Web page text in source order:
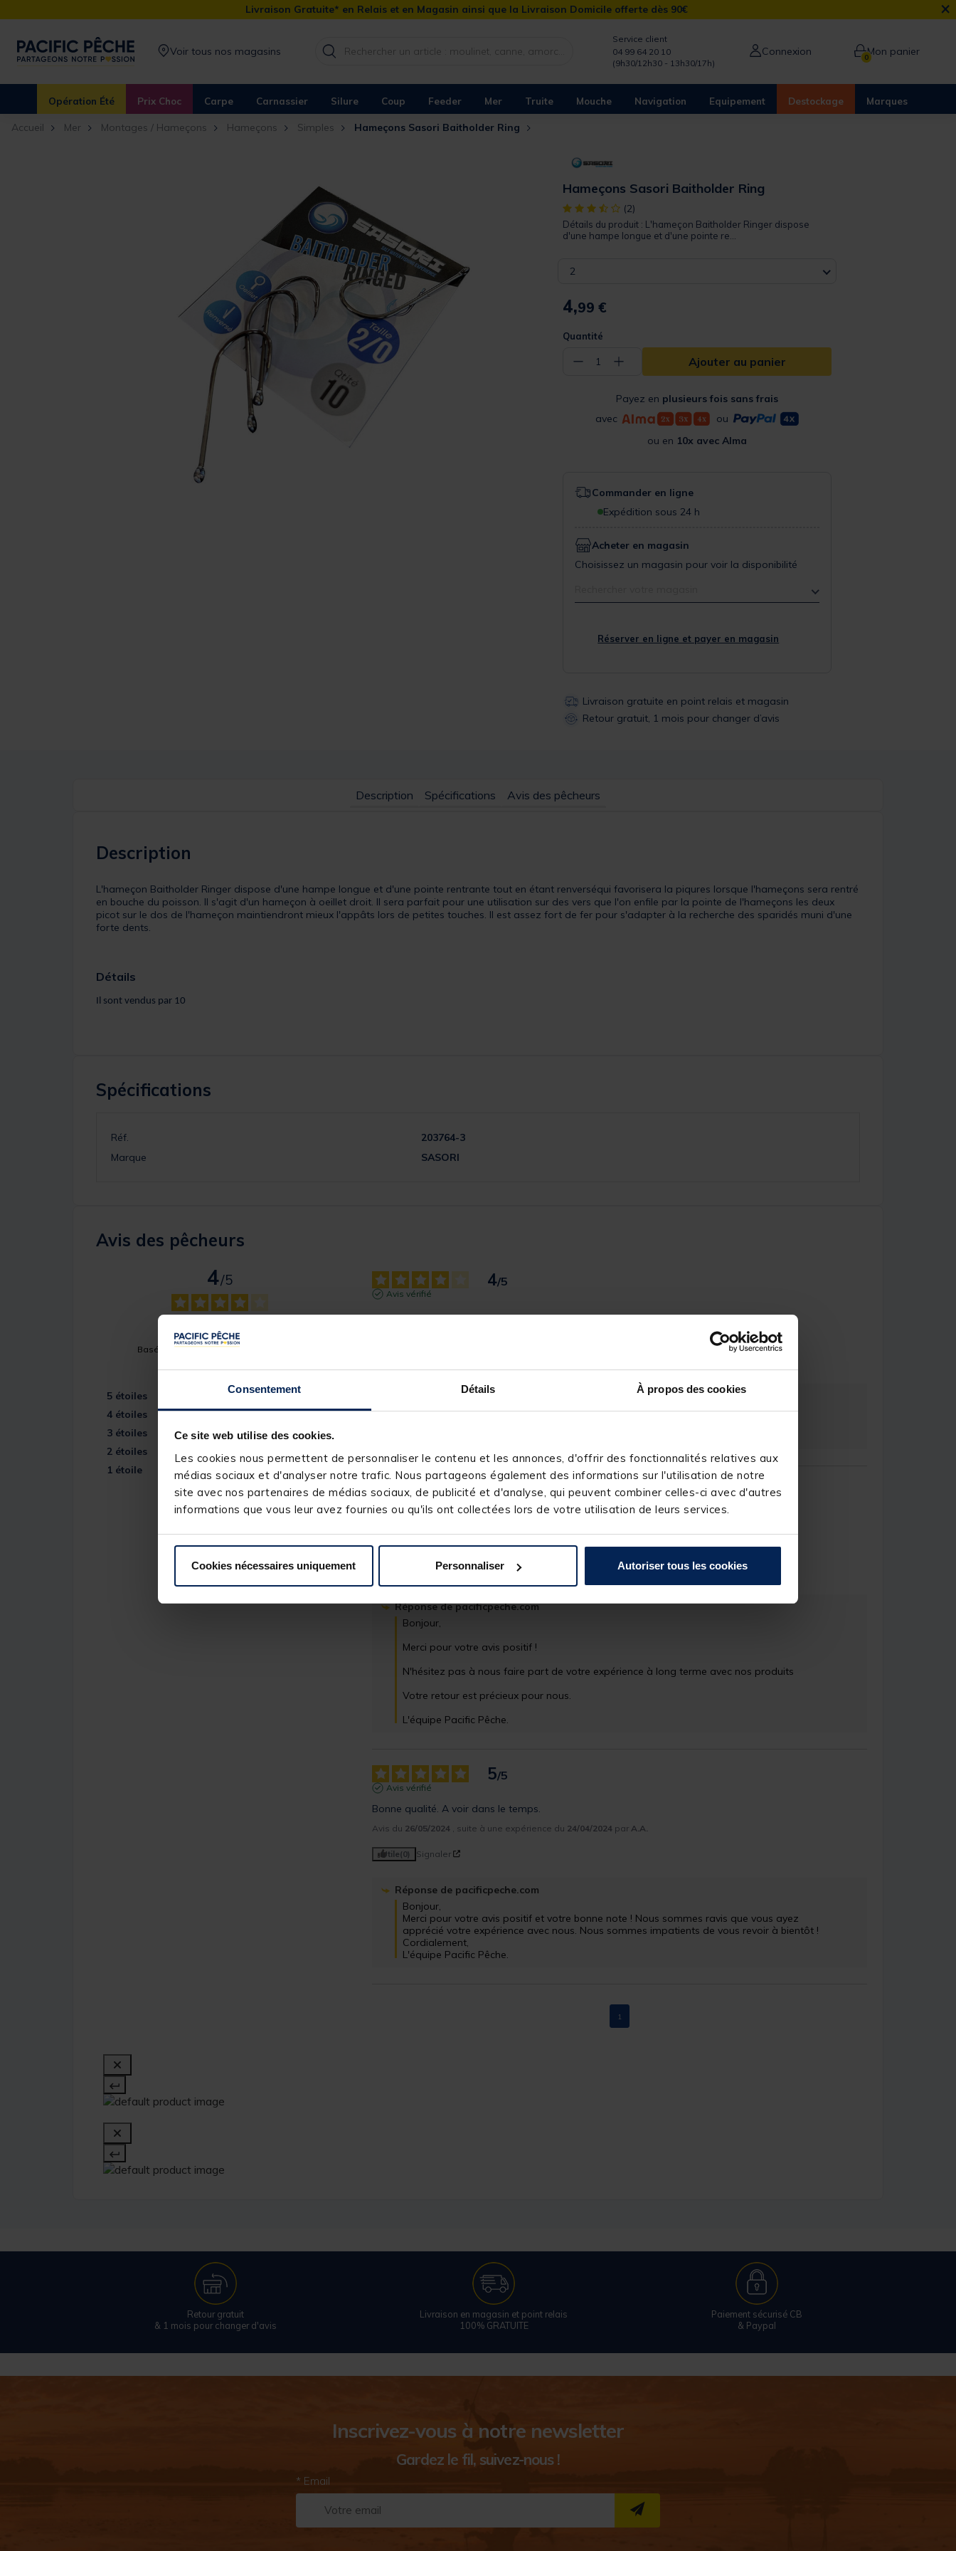
Consentement Détails À propos des cookies
Ce site web utilise des cookies.
Les cookies nous permettent de personnaliser le contenu et les annonces, d'offrir des fonctionnalités relatives aux
médias sociaux et d'analyser notre trafic. Nous partageons également des informations sur l'utilisation de notre
site avec nos partenaires de médias sociaux, de publicité et d'analyse, qui peuvent combiner celles-ci avec d'autres
informations que vous leur avez fournies ou qu'ils ont collectées lors de votre utilisation de leurs services.
Cookies nécessaires uniquement Personnaliser Autoriser tous les cookies
Livraison Gratuite* en Relais et en Magasin ainsi que la Livraison Domicile offerte dès 90€ ×
Voir tous nos magasins
Service client
04 99 64 20 10
(9h30/12h30 - 13h30/17h)
Connexion 0Mon panier
Opération Été Prix Choc Carpe Carnassier Silure Coup Feeder Mer Truite Mouche Navigation Equipement Destockage Marques
Accueil Mer Montages / Hameçons Hameçons Simples Hameçons Sasori Baitholder Ring
Hameçons Sasori Baitholder Ring
[object Object] out of 5 Customer Rating
(2)
Détails du produit : L'hameçon Baitholder Ringer dispose
d'une hampe longue et d'une pointe re...
2
4,99 €
Quantité
− 1 + Ajouter au panier
Payez en plusieurs fois sans frais
avec
ou
ou en 10x avec Alma
Commander en ligne
Expédition sous 24 h
Acheter en magasin
Choisissez un magasin pour voir la disponibilité
Réserver en ligne et payer en magasin
Livraison gratuite en point relais et magasin
Retour gratuit, 1 mois pour changer d’avis
Description Spécifications Avis des pêcheurs
Description
L'hameçon Baitholder Ringer dispose d'une hampe longue et d'une pointe rentrante tout en étant renverséqui favorisera la piqures lorsque l'hameçons sera rentré
en bouche du poisson. Il s'agit d'un hameçon à oeillet droit. Il sera parfait pour une utilisation sur des vers que l'on enfile par la pointe de l'hameçons les deux
picot sur le dos de l'hameçon maintiendront mieux l'appâts lors de petites touches. Il est assez fort de fer pour s'adapter à la recherche des sparidés muni d'une
forte dents.
Détails
Il sont vendus par 10
Spécifications
Réf.
203764-3
Marque
SASORI
Avis des pêcheurs
4
/5
Basé sur3 avis soumis à un contrôle
5 étoiles
4 étoiles
1
3 étoiles
1
2 étoiles
0
1 étoile
4/5
Avis vérifié
....
pacificpeche.com
Bonjour,
3/5
Avis vérifié
Avis du01/01/2025 , suite à une expérience du29/11/2024 parS.C.
Signaler
Réponse depacificpeche.com
Bonjour,
Merci pour votre avis positif !
N'hésitez pas à nous faire part de votre expérience à long terme avec nos produits
Votre retour est précieux pour nous.
L'équipe Pacific Pêche.
5/5
Avis vérifié
Bonne qualité. A voir dans le temps.
Avis du 26/05/2024 , suite à une expérience du 24/04/2024 par A.A.
Utile(0) Signaler
Réponse de pacificpeche.com
Bonjour,
Merci pour votre avis positif et votre bonne note ! Nous sommes ravis que vous ayez
apprécié votre expérience avec nous. Nous sommes impatients de vous revoir à bientôt !
Cordialement,
L'équipe Pacific Pêche.
1
Retour gratuit
& 1 mois pour changer d'avis
Livraison en magasin et point relais
100% GRATUITE
Paiement sécurisé CB
& Paypal
Inscrivez-vous à notre newsletter
Gardez le fil, suivez-nous !
* Email
S''INSCRIRE